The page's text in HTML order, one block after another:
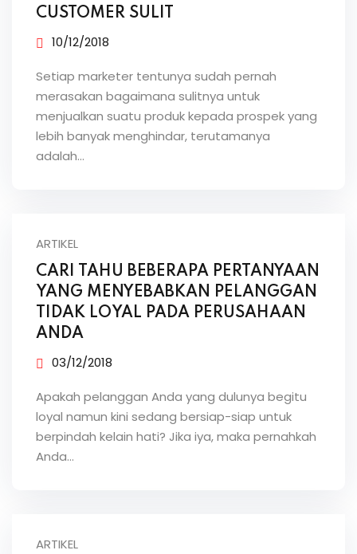
CUSTOMER SULIT
10/12/2018
Setiap marketer tentunya sudah pernah
merasakan bagaimana sulitnya untuk
menjualkan suatu produk kepada prospek yang
lebih banyak menghindar, terutamanya
adalah…
ARTIKEL
CARI TAHU BEBERAPA PERTANYAAN
YANG MENYEBABKAN PELANGGAN
TIDAK LOYAL PADA PERUSAHAAN
ANDA
03/12/2018
Apakah pelanggan Anda yang dulunya begitu
loyal namun kini sedang bersiap-siap untuk
berpindah kelain hati? Jika iya, maka pernahkah
Anda…
ARTIKEL